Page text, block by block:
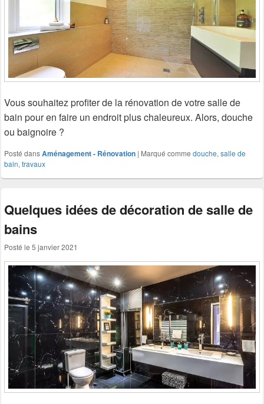
Vous souhaitez profiter de la rénovation de votre salle de
bain pour en faire un endroit plus chaleureux. Alors, douche
ou baignoire ?
Posté dansAménagement - Rénovation | Marqué comme douche, salle de
bain, travaux
Quelques idées de décoration de salle de
bains
Posté le 5 janvier 2021